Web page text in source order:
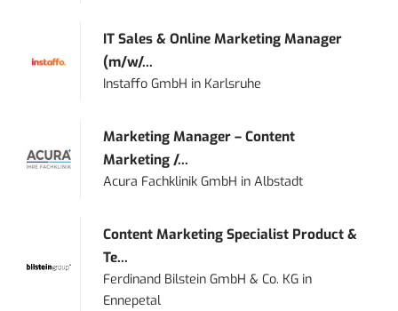
IT Sales & Online Marketing Manager
(m/w/...
Instaffo GmbH in Karlsruhe
Marketing Manager – Content
Marketing /...
Acura Fachklinik GmbH inAlbstadt
Content Marketing Specialist Product &
Te...
Ferdinand Bilstein GmbH & Co. KG in
Ennepetal